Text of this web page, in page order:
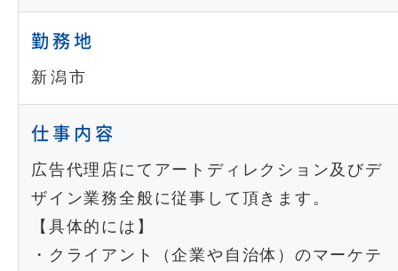
勤務地
新潟市
仕事内容
広告代理店にてアートディレクション及びデ
ザイン業務全般に従事して頂きます。
【具体的には】
・クライアント（企業や自治体）のマーケテ